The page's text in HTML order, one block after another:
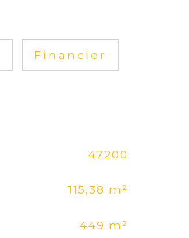
Financier
47200
115,38 m²
449 m²